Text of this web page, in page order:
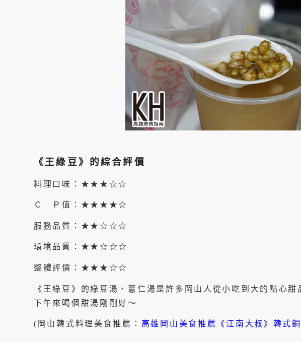
《王綠豆》的綜合評價
料理口味：★★★☆☆
Ｃ Ｐ值：★★★★☆
服務品質：★★☆☆☆
環境品質：★★☆☆☆
整體評價：★★★☆☆
《王綠豆》的綠豆湯、薏仁湯是許多岡山人從小吃到大的點心
下午來喝個甜湯剛剛好～
(岡山韓式料理美食推薦： 高雄岡山美食推薦《江南大叔》韓式